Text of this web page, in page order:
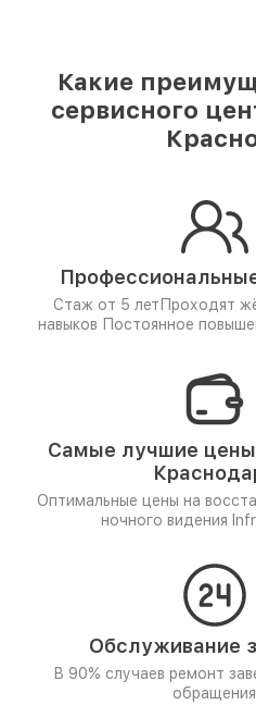
Какие
сервисного
Стаж от 5 лет Проходят
навыков Постоянное
Самые лучшие цены
Оптимальные цены на
ночного видения
Обслуживание
В 90% случаев ремонт
обращения